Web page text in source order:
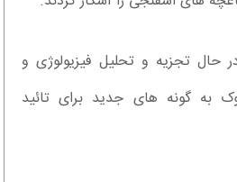
حال تجزیه و تحلیل فیزیولوژی و
به گونه های جدید برای تائید